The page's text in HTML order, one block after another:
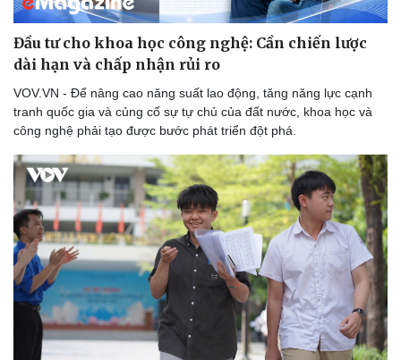
Doanh nghiệp
Thông tin doanh nghiệp
Doanh nghiệp 24h
Vì cộng đồng
Sành điệu
Tin Công nghệ
Chuyển đổi số
Đầu tư cho khoa học công nghệ: Cần chiến lược
dài hạn và chấp nhận rủi ro
VOV.VN - Để nâng cao năng suất lao động, tăng năng lực cạnh
tranh quốc gia và củng cố sự tự chủ của đất nước, khoa học và
công nghệ phải tạo được bước phát triển đột phá.